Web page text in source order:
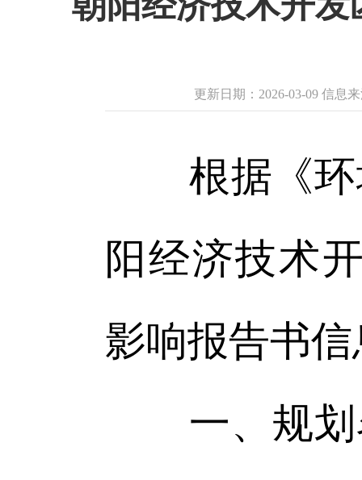
更新日期：2026-03-09 信息
根据《环
阳经济技术
影响报告书
一、规